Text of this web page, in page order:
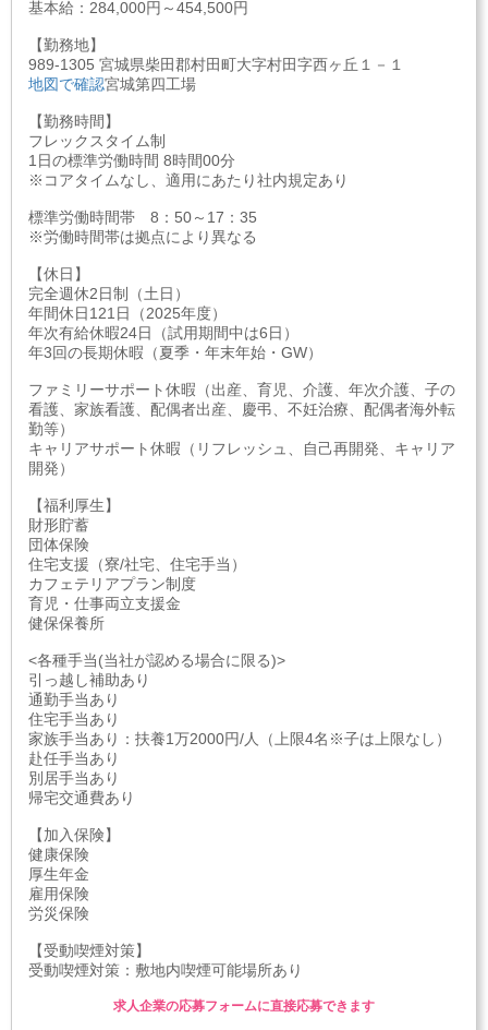
基本給：284,000円～454,500円
【勤務地】
989-1305 宮城県柴田郡村田町大字村田字西ヶ丘１－１
地図で確認宮城第四工場
【勤務時間】
フレックスタイム制
1日の標準労働時間 8時間00分
※コアタイムなし、適用にあたり社内規定あり
標準労働時間帯 8：50～17：35
※労働時間帯は拠点により異なる
【休日】
完全週休2日制（土日）
年間休日121日（2025年度）
年次有給休暇24日（試用期間中は6日）
年3回の長期休暇（夏季・年末年始・GW）
ファミリーサポート休暇（出産、育児、介護、年次介護、子の
看護、家族看護、配偶者出産、慶弔、不妊治療、配偶者海外転
勤等）
キャリアサポート休暇（リフレッシュ、自己再開発、キャリア
開発）
【福利厚生】
財形貯蓄
団体保険
住宅支援（寮/社宅、住宅手当）
カフェテリアプラン制度
育児・仕事両立支援金
健保保養所
<各種手当(当社が認める場合に限る)>
引っ越し補助あり
通勤手当あり
住宅手当あり
家族手当あり：扶養1万2000円/人（上限4名※子は上限なし）
赴任手当あり
別居手当あり
帰宅交通費あり
【加入保険】
健康保険
厚生年金
雇用保険
労災保険
【受動喫煙対策】
受動喫煙対策：敷地内喫煙可能場所あり
求人企業の応募フォームに直接応募できます